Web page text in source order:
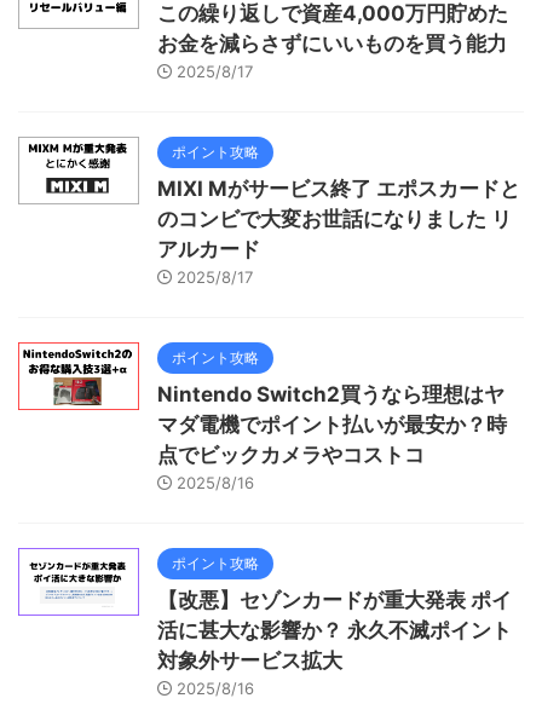
この繰り返しで資産4,000万円貯めた
お金を減らさずにいいものを買う能力
2025/8/17
ポイント攻略
MIXI Mがサービス終了 エポスカードと
のコンビで大変お世話になりました リ
アルカード
2025/8/17
ポイント攻略
Nintendo Switch2買うなら理想はヤ
マダ電機でポイント払いが最安か？時
点でビックカメラやコストコ
2025/8/16
ポイント攻略
【改悪】セゾンカードが重大発表 ポイ
活に甚大な影響か？ 永久不滅ポイント
対象外サービス拡大
2025/8/16